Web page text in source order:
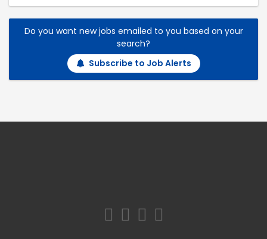
Do you want new jobs emailed to you based on your
search?
Subscribe to Job Alerts